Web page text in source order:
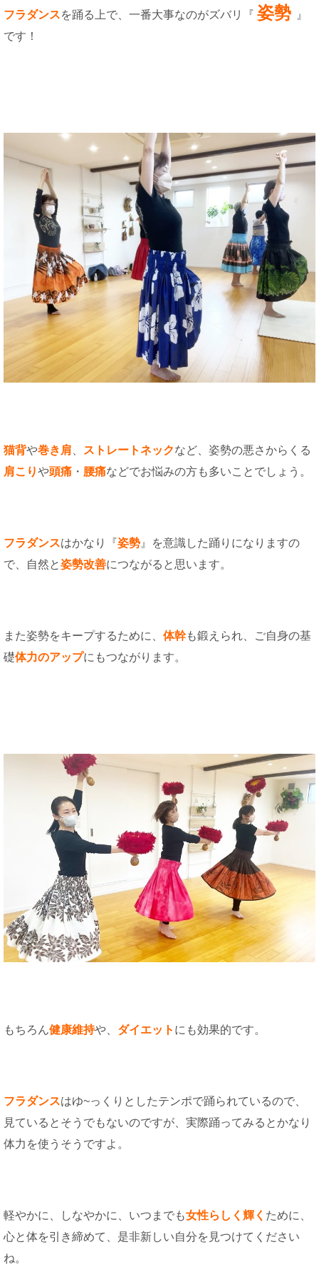
フラダンスを踊る上で、一番大事なのがズバリ『 姿勢
』
です！
猫背や巻き肩 ストレートネックなど、姿勢の悪さからくる
肩こりや頭痛 ・ 腰痛などでお悩みの方も多いことでしょう。
フラダンスはかなり『姿勢 』を意識した踊りになりますの
で、自然と姿勢改善につながると思います。
また姿勢をキープするために、 体幹も鍛えられ、ご自身の基
礎体力のアップにもつながります。
もちろん健康維持や、 ダイエット にも効果的です。
フラダンスはゆ~っくりとしたテンポで踊られているので、
見ているとそうでもないのですが、実際踊ってみるとかなり
体力を使うそうですよ。
軽やかに、しなやかに、いつまでも女性らしく輝く ために、
心と体を引き締めて、是非新しい自分を見つけてください
ね。